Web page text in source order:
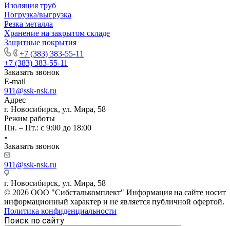
Изоляция труб
Погрузка/выгрузка
Резка металла
Хранение на закрытом складе
Защитные покрытия
+7 (383) 383-55-11
+7 (383) 383-55-11
Заказать звонок
E-mail
911@ssk-nsk.ru
Адрес
г. Новосибирск, ул. Мира, 58
Режим работы
Пн. – Пт.: с 9:00 до 18:00
Заказать звонок
911@ssk-nsk.ru
г. Новосибирск, ул. Мира, 58
© 2026 ООО "Сибсталькомплект" Информация на сайте носит
информационный характер и не является публичной офертой.
Политика конфиденциальности
Поиск по сайту